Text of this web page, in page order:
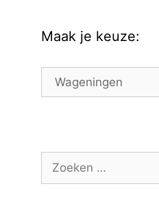
Maak je keuze:
Maak
naar: